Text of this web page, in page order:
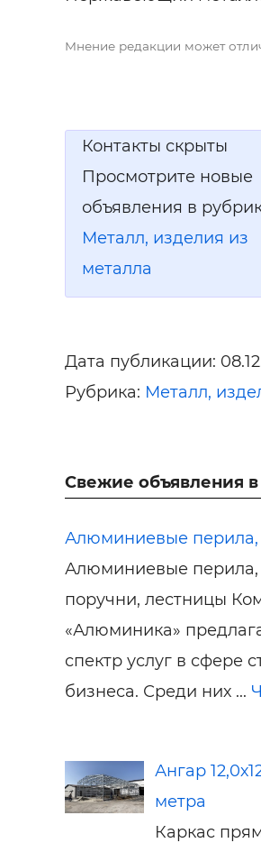
Мнение редакции может
Контакты скрыты
Просмотрите новые
объявления в
Металл, изделия из
металла
Дата публикации:
Рубрика: Металл,
Свежие объявления
Алюминиевые
Алюминиевые перила,
поручни, лестницы
«Алюминика»
спектр услуг в сфере
бизнеса. Среди них ...
Ангар
метра
Каркас